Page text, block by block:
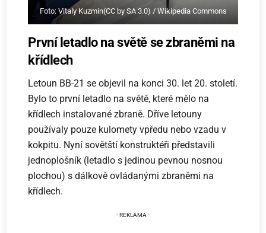
Foto: Vitaly Kuzmin(CC by SA 3.0) / Wikipedia Commons
První letadlo na světě se zbraněmi na
křídlech
Letoun BB-21 se objevil na konci 30. let 20. století.
Bylo to první letadlo na světě, které mělo na
křídlech instalované zbraně. Dříve letouny
používaly pouze kulomety vpředu nebo vzadu v
kokpitu. Nyní sovětští konstruktéři představili
jednoplošník (letadlo s jedinou pevnou nosnou
plochou) s dálkově ovládanými zbraněmi na
křídlech.